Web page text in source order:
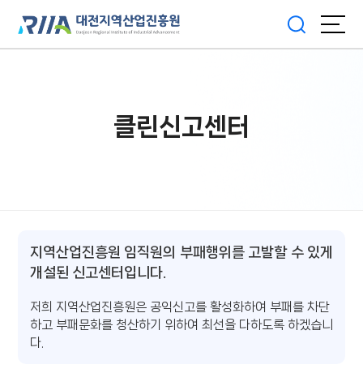
클린신고센터
지역산업진흥원 임직원의 부패행위를 고발할 수 있게
개설된 신고센터입니다.
저희 지역산업진흥원은 공익신고를 활성화하여 부패를 차단
하고 부패문화를 청산하기 위하여 최선을 다하도록 하겠습니
다.